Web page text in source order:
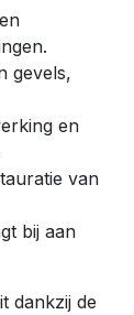
gevels,
en
van
bij aan
dankzij de